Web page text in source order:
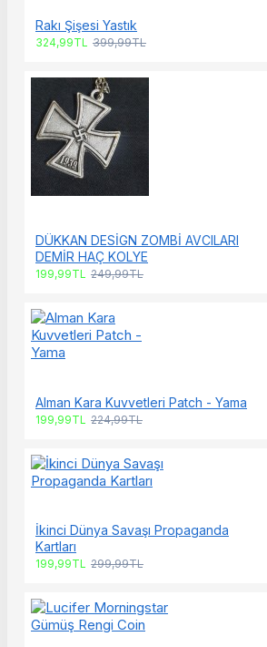
Rakı Şişesi Yastık
324,99TL 399,99TL
DÜKKAN DESİGN ZOMBİ AVCILARI
DEMİR HAÇ KOLYE
199,99TL 249,99TL
Alman Kara Kuvvetleri Patch - Yama
199,99TL 224,99TL
İkinci Dünya Savaşı Propaganda
Kartları
199,99TL 299,99TL